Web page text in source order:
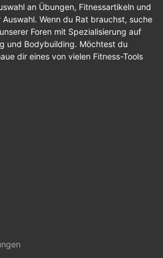
an Übungen, Fitnessartikeln und
Wenn du Rat brauchst, suche
Foren mit Spezialisierung auf
und Bodybuilding. Möchtest du
dir eines von vielen Fitness-Tools